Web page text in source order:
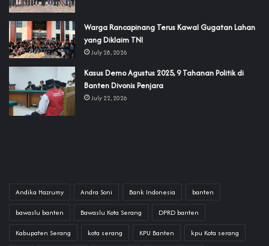
‎Warga Rancapinang Terus Kawal Gugatan Lahan
yang Diklaim TNI‎‎
July 28, 2026
‎Kasus Demo Agustus 2025, 9 Tahanan Politik di
Banten Divonis Penjara
July 22, 2026
Andika Hazrumy Andra Soni Bank Indonesia banten
bawaslu banten Bawaslu Kota Serang DPRD banten
Kabupaten Serang kota serang KPU Banten kpu Kota serang